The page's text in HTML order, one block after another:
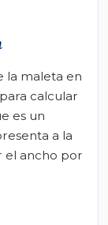
la maleta en
calcular
es un
a la
el ancho por